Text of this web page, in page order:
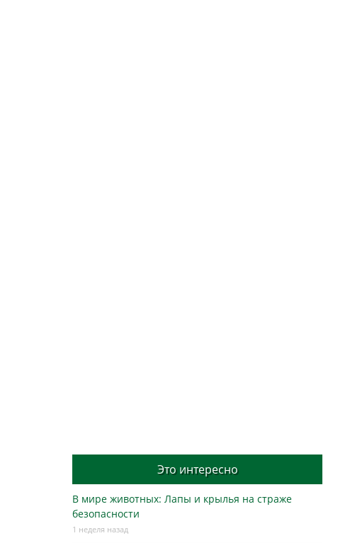
Это интересно
В мире животных: Лапы и крылья на страже
безопасности
1 неделя назад